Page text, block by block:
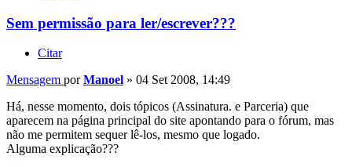
Sem permissão para ler/escrever???
Citar
Mensagem porManoel » 04 Set 2008, 14:49
Há, nesse momento, dois tópicos (Assinatura. e Parceria) que
aparecem na página principal do site apontando para o fórum, mas
não me permitem sequer lê-los, mesmo que logado.
Alguma explicação???